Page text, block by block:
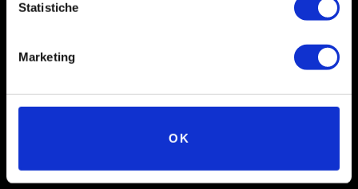
Statistiche
Marketing
OK